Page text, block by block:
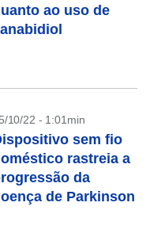
ao uso de
10/22 - 1:01min
sem fio
rastreia a
da
de Parkinson